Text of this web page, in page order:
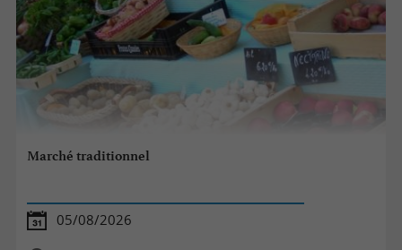
Marché traditionnel
05/08/2026